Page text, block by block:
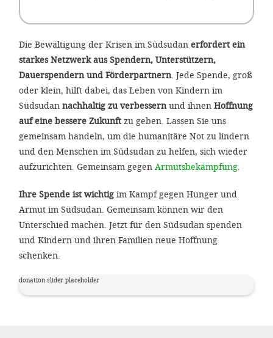
Die Bewältigung der Krisen im Südsudan erfordert ein
starkes Netzwerk aus Spendern, Unterstützern,
Dauerspendern und Förderpartnern . Jede Spende, groß
oder klein, hilft dabei, das Leben von Kindern im
Südsudan nachhaltig zu verbessern und ihnen Hoffnung
auf eine bessere Zukunft zu geben. Lassen Sie uns
gemeinsam handeln, um die humanitäre Not zu lindern
und den Menschen im Südsudan zu helfen, sich wieder
aufzurichten. Gemeinsam gegen Armutsbekämpfung
Ihre Spende ist wichtig im Kampf gegen Hunger und
Armut im Südsudan. Gemeinsam können wir den
Unterschied machen. Jetzt für den Südsudan spenden
und Kindern und ihren Familien neue Hoffnung
schenken.
donation slider placeholder